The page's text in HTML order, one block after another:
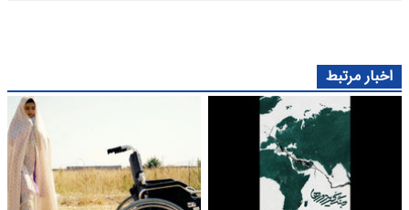
اخبار مرتبط